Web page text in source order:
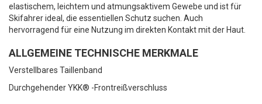
elastischem, leichtem und atmungsaktivem Gewebe und ist für
Skifahrer ideal, die essentiellen Schutz suchen. Auch
hervorragend für eine Nutzung im direkten Kontakt mit der Haut.
ALLGEMEINE TECHNISCHE MERKMALE
Verstellbares Taillenband
Durchgehender YKK® -Frontreißverschluss